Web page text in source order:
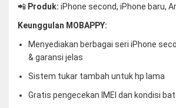
📲 Produk: iPhone second, iPhone baru,
Keunggulan MOBAPPY:
Menyediakan berbagai seri iPhone
& garansi jelas
Sistem tukar tambah untuk hp lama
Gratis pengecekan IMEI dan kondisi